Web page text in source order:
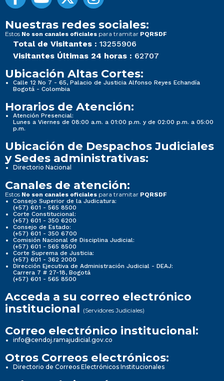
Nuestras redes sociales:
Estos No son canales oficiales para tramitar PQRSDF
Total de Visitantes : 13255906
Visitantes Últimas 24 horas : 62707
Ubicación Altas Cortes:
Calle 12 No 7 - 65, Palacio de Justicia Alfonso Reyes Echandía
Bogotá - Colombia
Horarios de Atención:
Atención Presencial:
Lunes a Viernes de 08:00 a.m. a 01:00 p.m. y de 02:00 p.m. a 05:00
p.m.
Ubicación de Despachos Judiciales
y Sedes administrativas:
Directorio Nacional
Canales de atención:
Estos No son canales oficiales para tramitar PQRSDF
Consejo Superior de la Judicatura:
(+57) 601 - 565 8500
Corte Constitucional:
(+57) 601 - 350 6200
Consejo de Estado:
(+57) 601 - 350 6700
Comisión Nacional de Disciplina Judicial:
(+57) 601 - 565 8500
Corte Suprema de Justicia:
(+57) 601 - 362 2000
Dirección Ejecutiva de Administración Judicial - DEAJ:
Carrera 7 # 27-18, Bogotá
(+57) 601 - 565 8500
Acceda a su correo electrónico
institucional (Servidores Judiciales)
Correo electrónico institucional:
info@cendoj.ramajudicial.gov.co
Otros Correos electrónicos:
Directorio de Correos Electrónicos Institucionales